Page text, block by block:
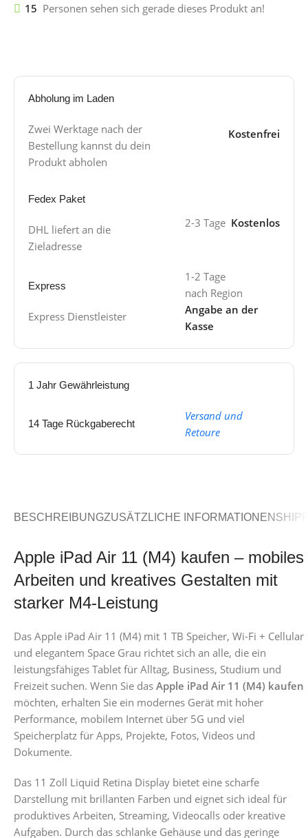
15 Personen sehen sich gerade dieses Produkt an!
BESCHREIBUNGZUSÄTZLICHE INFORMATIONEN
Apple iPad Air 11 (M4) kaufen – mobiles
Arbeiten und kreatives Gestalten mit
starker M4-Leistung
Das Apple iPad Air 11 (M4) mit 1 TB Speicher, Wi-Fi + Cellular
und elegantem Space Grau richtet sich an alle, die ein
leistungsfähiges Tablet für Alltag, Business, Studium und
Freizeit suchen. Wenn Sie das Apple iPad Air 11 (M4) kaufen
möchten, erhalten Sie ein modernes Gerät mit hoher
Performance, mobilem Internet über 5G und viel
Speicherplatz für Apps, Projekte, Fotos, Videos und
Dokumente.
Das 11 Zoll Liquid Retina Display bietet eine scharfe
Darstellung mit brillanten Farben und eignet sich ideal für
produktives Arbeiten, Streaming, Videocalls oder kreative
Aufgaben. Durch das schlanke Gehäuse und das geringe
Abholung im Laden
Zwei Werktage nach der
Bestellung kannst du dein
Produkt abholen
Kostenfrei
Fedex Paket
DHL liefert an die
Zieladresse
2-3 Tage Kostenlos
Express
Express Dienstleister
1-2 Tage
nach Region
Angabe an der
Kasse
1 Jahr Gewährleistung
14 Tage Rückgaberecht
Versand und
Retoure